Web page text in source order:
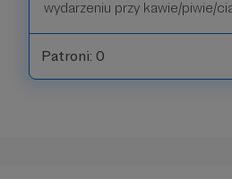
wydarzeniu przy kawie/piwie/
Patroni: 0